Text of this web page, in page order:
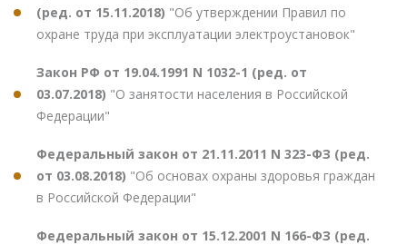
(ред. от 15.11.2018) "Об утверждении Правил по
охране труда при эксплуатации электроустановок"
Закон РФ от 19.04.1991 N 1032-1 (ред. от
03.07.2018) "О занятости населения в Российской
Федерации"
Федеральный закон от 21.11.2011 N 323-ФЗ (ред.
от 03.08.2018) "Об основах охраны здоровья граждан
в Российской Федерации"
Федеральный закон от 15.12.2001 N 166-ФЗ (ред.